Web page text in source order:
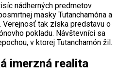
nádherných predmetov
masky Tutanchamóna a
Verejnosť tak získa predstavu o
pokladu. Návštevníci sa
v ktorej Tutanchamón žil.
imerzná realita